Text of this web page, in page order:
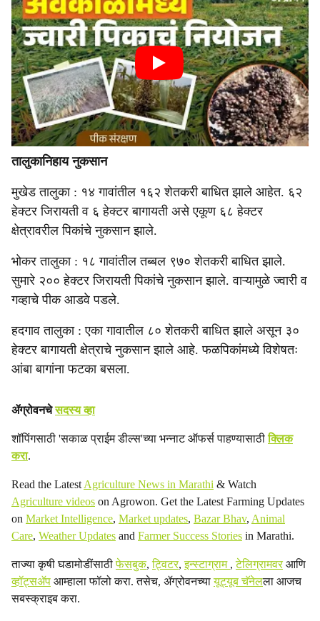
तालुकानिहाय नुकसान
मुखेड तालुका : १४ गावांतील १६२ शेतकरी बाधित झाले आहेत. ६२
हेक्टर जिरायती व ६ हेक्टर बागायती असे एकूण ६८ हेक्टर
क्षेत्रावरील पिकांचे नुकसान झाले.
भोकर तालुका : १८ गावांतील तब्बल ९७० शेतकरी बाधित झाले.
सुमारे २०० हेक्टर जिरायती पिकांचे नुकसान झाले. वाऱ्यामुळे ज्वारी व
गव्हाचे पीक आडवे पडले.
हदगाव तालुका : एका गावातील ८० शेतकरी बाधित झाले असून ३०
हेक्टर बागायती क्षेत्राचे नुकसान झाले आहे. फळपिकांमध्ये विशेषतः
आंबा बागांना फटका बसला.
ॲग्रोवनचेसदस्य व्हा
शॉपिंगसाठी 'सकाळ प्राईम डील्स'च्या भन्नाट ऑफर्स पाहण्यासाठीक्लिक
करा.
Read the Latest Agriculture News in Marathi & Watch
Agriculture videos on Agrowon. Get the Latest Farming Updates
on Market Intelligence, Market updates, Bazar Bhav, Animal
Care, Weather Updates and Farmer Success Stories in Marathi.
ताज्या कृषी घडामोडींसाठीफेसबुक,ट्विटर,इन्स्टाग्राम ,टेलिग्रामवरआणि
व्हॉट्सॲप आम्हाला फॉलो करा. तसेच, ॲग्रोवनच्यायूट्यूब चॅनेलला आजच
सबस्क्राइब करा.